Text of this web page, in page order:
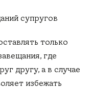
супругов
только
где
другу, а в случае
избежать